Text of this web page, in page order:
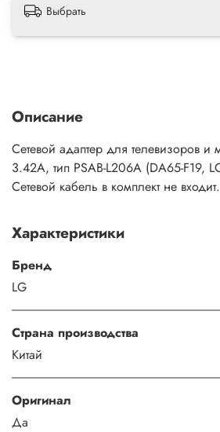
Выбрать
Описание
Сетевой адаптер для телевизоров и
3.42A, тип PSAB-L206A (DA65-F19,
Сетевой кабель в комплект не входит.
Характеристики
Бренд
LG
Страна производства
Китай
Оригинал
Да